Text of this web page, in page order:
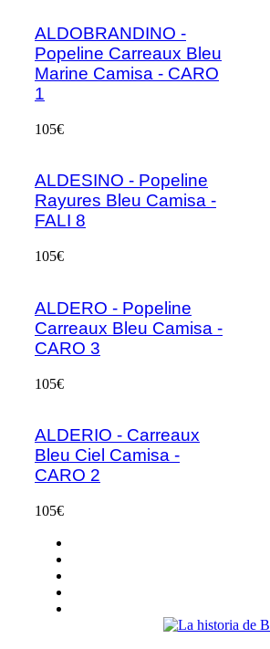
ALDOBRANDINO -
Popeline Carreaux Bleu
Marine Camisa - CARO
1
105€
ALDESINO - Popeline
Rayures Bleu Camisa -
FALI 8
105€
ALDERO - Popeline
Carreaux Bleu Camisa -
CARO 3
105€
ALDERIO - Carreaux
Bleu Ciel Camisa -
CARO 2
105€